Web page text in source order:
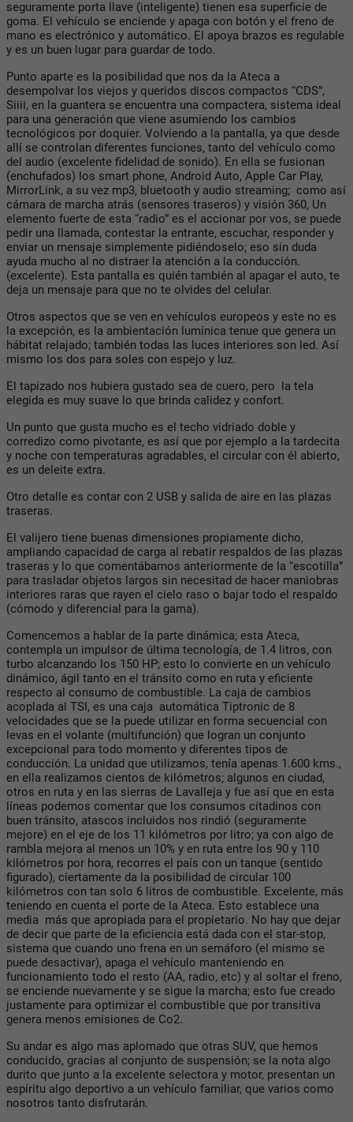
seguramente porta llave (inteligente) tienen esa superficie de
goma. El vehículo se enciende y apaga con botón y el freno de
mano es electrónico y automático. El apoya brazos es regulable
y es un buen lugar para guardar de todo.
Punto aparte es la posibilidad que nos da la Ateca a
desempolvar los viejos y queridos discos compactos “CDS”,
Siiii, en la guantera se encuentra una compactera, sistema ideal
para una generación que viene asumiendo los cambios
tecnológicos por doquier. Volviendo a la pantalla, ya que desde
allí se controlan diferentes funciones, tanto del vehículo como
del audio (excelente fidelidad de sonido). En ella se fusionan
(enchufados) los smart phone, Android Auto, Apple Car Play,
MirrorLink, a su vez mp3, bluetooth y audio streaming; como así
cámara de marcha atrás (sensores traseros) y visión 360, Un
elemento fuerte de esta “radio” es el accionar por vos, se puede
pedir una llamada, contestar la entrante, escuchar, responder y
enviar un mensaje simplemente pidiéndoselo; eso sin duda
ayuda mucho al no distraer la atención a la conducción.
(excelente). Esta pantalla es quién también al apagar el auto, te
deja un mensaje para que no te olvides del celular.
Otros aspectos que se ven en vehículos europeos y este no es
la excepción, es la ambientación lumínica tenue que genera un
hábitat relajado; también todas las luces interiores son led. Así
mismo los dos para soles con espejo y luz.
El tapizado nos hubiera gustado sea de cuero, pero la tela
elegida es muy suave lo que brinda calidez y confort.
Un punto que gusta mucho es el techo vidriado doble y
corredizo como pivotante, es así que por ejemplo a la tardecita
y noche con temperaturas agradables, el circular con él abierto,
es un deleite extra.
Otro detalle es contar con 2 USB y salida de aire en las plazas
traseras.
El valijero tiene buenas dimensiones propiamente dicho,
ampliando capacidad de carga al rebatir respaldos de las plazas
traseras y lo que comentábamos anteriormente de la “escotilla”
para trasladar objetos largos sin necesitad de hacer maniobras
interiores raras que rayen el cielo raso o bajar todo el respaldo
(cómodo y diferencial para la gama).
Comencemos a hablar de la parte dinámica; esta Ateca,
contempla un impulsor de última tecnología, de 1.4 litros, con
turbo alcanzando los 150 HP; esto lo convierte en un vehículo
dinámico, ágil tanto en el tránsito como en ruta y eficiente
respecto al consumo de combustible. La caja de cambios
acoplada al TSI, es una caja automática Tiptronic de 8
velocidades que se la puede utilizar en forma secuencial con
levas en el volante (multifunción) que logran un conjunto
excepcional para todo momento y diferentes tipos de
conducción. La unidad que utilizamos, tenía apenas 1.600 kms.,
en ella realizamos cientos de kilómetros; algunos en ciudad,
otros en ruta y en las sierras de Lavalleja y fue así que en esta
líneas podemos comentar que los consumos citadinos con
buen tránsito, atascos incluidos nos rindió (seguramente
mejore) en el eje de los 11 kilómetros por litro; ya con algo de
rambla mejora al menos un 10% y en ruta entre los 90 y 110
kilómetros por hora, recorres el país con un tanque (sentido
figurado), ciertamente da la posibilidad de circular 100
kilómetros con tan solo 6 litros de combustible. Excelente, más
teniendo en cuenta el porte de la Ateca. Esto establece una
media más que apropiada para el propietario. No hay que dejar
de decir que parte de la eficiencia está dada con el star-stop,
sistema que cuando uno frena en un semáforo (el mismo se
puede desactivar), apaga el vehículo manteniendo en
funcionamiento todo el resto (AA, radio, etc) y al soltar el freno,
se enciende nuevamente y se sigue la marcha; esto fue creado
justamente para optimizar el combustible que por transitiva
genera menos emisiones de Co2.
Su andar es algo mas aplomado que otras SUV, que hemos
conducido, gracias al conjunto de suspensión; se la nota algo
durito que junto a la excelente selectora y motor, presentan un
espíritu algo deportivo a un vehículo familiar, que varios como
nosotros tanto disfrutarán.